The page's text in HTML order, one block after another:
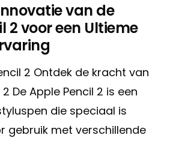
van de
2 voor een Ultieme
2 Ontdek de kracht van
De Apple Pencil 2 is een
die speciaal is
gebruik met verschillende